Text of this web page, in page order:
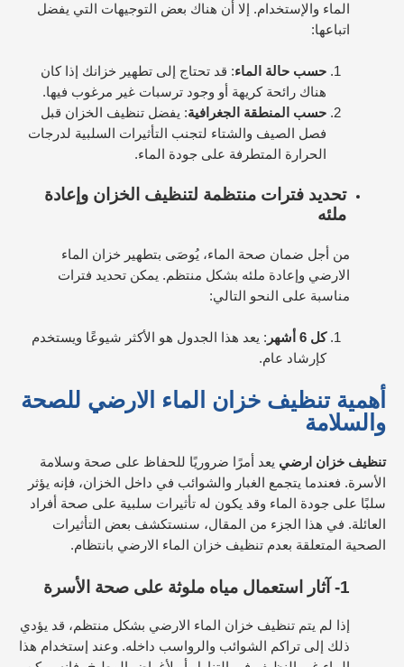
الماء والإستخدام. إلا أن هناك بعض التوجيهات التي يفضل
اتباعها:
حسب حالة الماء: قد تحتاج إلى تطهير خزانك إذا كان
هناك رائحة كريهة أو وجود ترسبات غير مرغوب فيها.
حسب المنطقة الجغرافية: يفضل تنظيف الخزان قبل
فصل الصيف والشتاء لتجنب التأثيرات السلبية لدرجات
الحرارة المتطرفة على جودة الماء.
تحديد فترات منتظمة لتنظيف الخزان وإعادة
ملئه
من أجل ضمان صحة الماء، يُوصَى بتطهير خزان الماء
الارضي وإعادة ملئه بشكل منتظم. يمكن تحديد فترات
مناسبة على النحو التالي:
كل 6 أشهر
: يعد هذا الجدول هو الأكثر شيوعًا ويستخدم
كإرشاد عام.
أهمية تنظيف خزان الماء الارضي للصحة
والسلامة
تنظيف خزان ارضي يعد أمرًا ضروريًا للحفاظ على صحة وسلامة
الأسرة. فعندما يتجمع الغبار والشوائب في داخل الخزان، فإنه يؤثر
سلبًا على جودة الماء وقد يكون له تأثيرات سلبية على صحة أفراد
العائلة. في هذا الجزء من المقال، سنستكشف بعض التأثيرات
الصحية المتعلقة بعدم تنظيف خزان الماء الارضي بانتظام.
1- آثار استعمال مياه ملوثة على صحة الأسرة
إذا لم يتم تنظيف خزان الماء الارضي بشكل منتظم، قد يؤدي
ذلك إلى تراكم الشوائب والرواسب داخله. وعند إستخدام هذا